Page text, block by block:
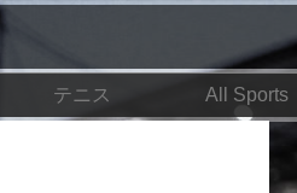
テニス All Sports